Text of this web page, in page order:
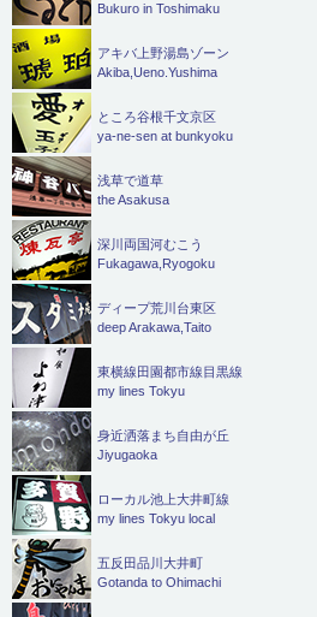
Bukuro in Toshimaku
アキバ上野湯島ゾーン
Akiba,Ueno.Yushima
ところ谷根千文京区
ya-ne-sen at bunkyoku
浅草で道草
the Asakusa
深川両国河むこう
Fukagawa,Ryogoku
ディープ荒川台東区
deep Arakawa,Taito
東横線田園都市線目黒線
my lines Tokyu
身近洒落まち自由が丘
Jiyugaoka
ローカル池上大井町線
my lines Tokyu local
五反田品川大井町
Gotanda to Ohimachi